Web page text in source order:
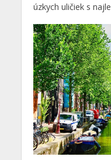
úzkych uličiek s